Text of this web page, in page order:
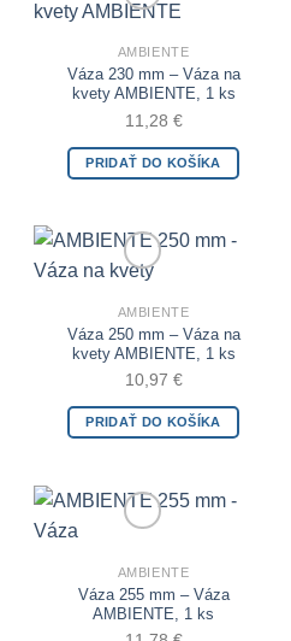
Add to Wishlist
AMBIENTE
Váza 230 mm – Váza na
kvety AMBIENTE, 1 ks
11,28 €
PRIDAŤ DO KOŠÍKA
Add to Wishlist
AMBIENTE
Váza 250 mm – Váza na
kvety AMBIENTE, 1 ks
10,97 €
PRIDAŤ DO KOŠÍKA
Add to Wishlist
AMBIENTE
Váza 255 mm – Váza
AMBIENTE, 1 ks